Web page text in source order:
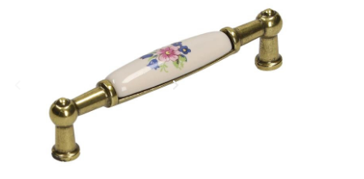
keyboard_arrow_right